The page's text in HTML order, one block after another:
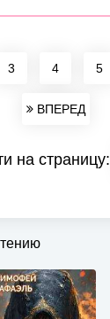
3 4 5
ВПЕРЕД
на страницу: